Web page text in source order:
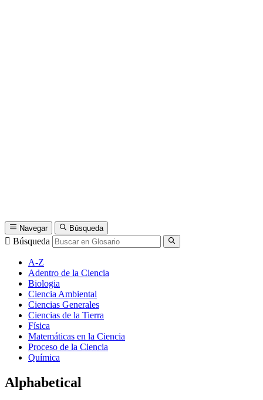
Navegar Búsqueda
Búsqueda
A-Z
Adentro de la Ciencia
Biologia
Ciencia Ambiental
Ciencias Generales
Ciencias de la Tierra
Física
Matemáticas en la Ciencia
Proceso de la Ciencia
Química
Alphabetical